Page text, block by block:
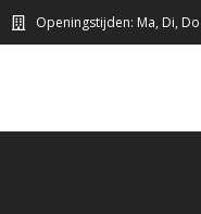
Openingstijden: Ma, Di,